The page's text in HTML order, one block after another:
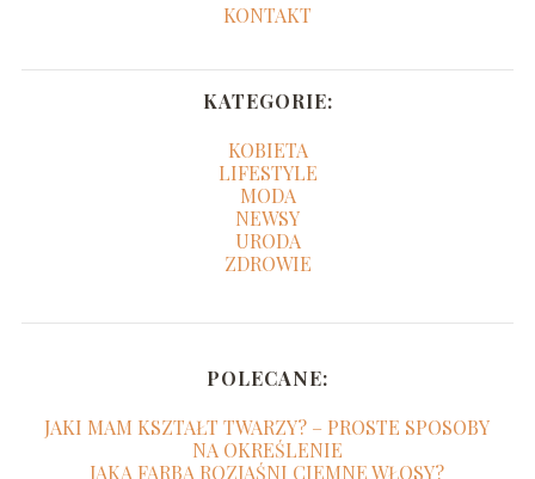
KONTAKT
KATEGORIE:
KOBIETA
LIFESTYLE
MODA
NEWSY
URODA
ZDROWIE
POLECANE:
JAKI MAM KSZTAŁT TWARZY? – PROSTE SPOSOBY
NA OKREŚLENIE
JAKA FARBA ROZJAŚNI CIEMNE WŁOSY?